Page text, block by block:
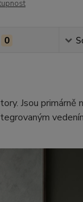
0
Jsou primárně